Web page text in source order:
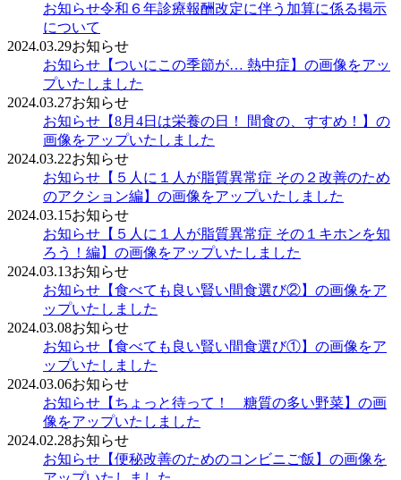
お知らせ令和６年診療報酬改定に伴う加算に係る掲示
について
2024.03.29お知らせ
お知らせ 【ついにこの季節が… 熱中症】の画像をアッ
プいたしました
2024.03.27お知らせ
お知らせ 【8月4日は栄養の日！ 間食の、すすめ！】の
画像をアップいたしました
2024.03.22お知らせ
お知らせ 【５人に１人が脂質異常症 その２改善のため
のアクション編】の画像をアップいたしました
2024.03.15お知らせ
お知らせ 【５人に１人が脂質異常症 その１キホンを知
ろう！編】の画像をアップいたしました
2024.03.13お知らせ
お知らせ 【食べても良い賢い間食選び②】の画像をア
ップいたしました
2024.03.08お知らせ
お知らせ 【食べても良い賢い間食選び①】の画像をア
ップいたしました
2024.03.06お知らせ
お知らせ 【ちょっと待って！ 糖質の多い野菜】の画
像をアップいたしました
2024.02.28お知らせ
お知らせ 【便秘改善のためのコンビニご飯】の画像を